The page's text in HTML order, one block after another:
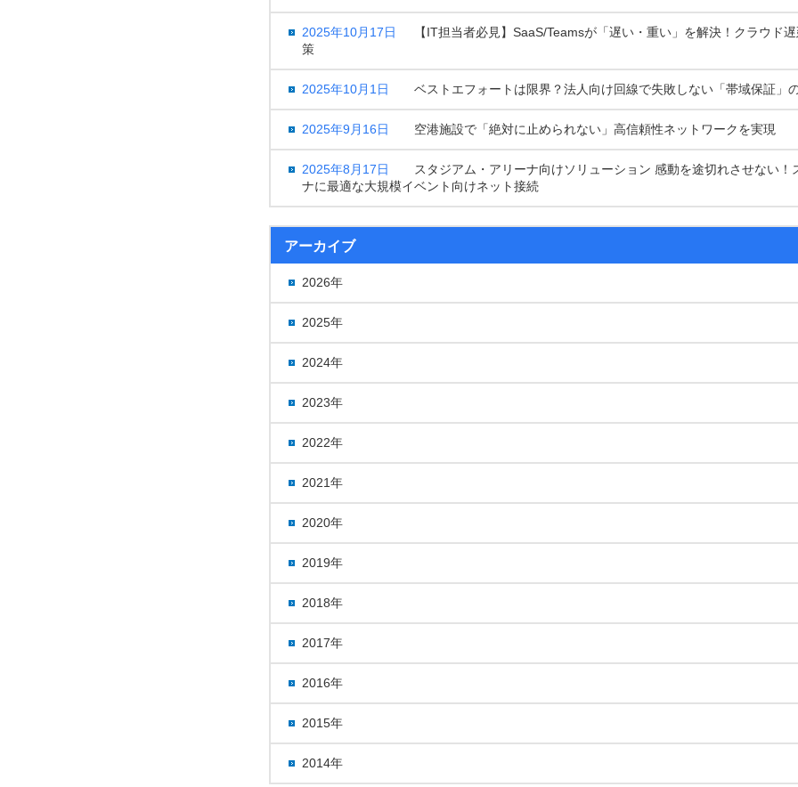
2025年10月17日
【IT担当者必見】SaaS/Teamsが「遅い・重い」を解決！クラウド
策
2025年10月1日 ベストエフォートは限界？法人向け回線で失敗しない「帯域保証」
2025年9月16日 空港施設で「絶対に止められない」高信頼性ネットワークを実現
2025年8月17日
スタジアム・アリーナ向けソリューション 感動を途切れさせない！
ナに最適な大規模イベント向けネット接続
アーカイブ
2026年
2025年
2024年
2023年
2022年
2021年
2020年
2019年
2018年
2017年
2016年
2015年
2014年